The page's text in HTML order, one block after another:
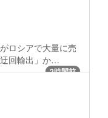
ロシアで大量に売
回輸出」か…
2時間前